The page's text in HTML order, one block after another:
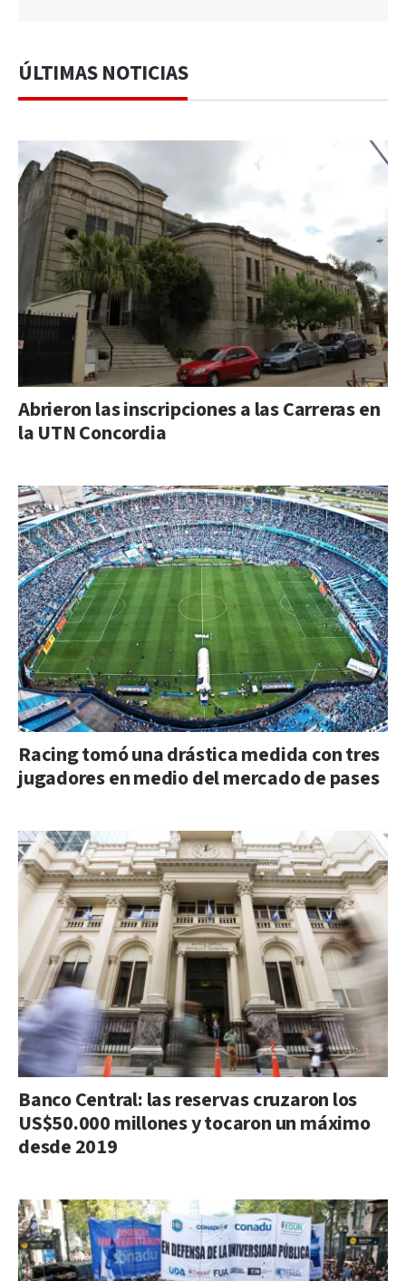
ÚLTIMAS NOTICIAS
Abrieron las inscripciones a las Carreras en
la UTN Concordia
Racing tomó una drástica medida con tres
jugadores en medio del mercado de pases
Banco Central: las reservas cruzaron los
US$50.000 millones y tocaron un máximo
desde 2019